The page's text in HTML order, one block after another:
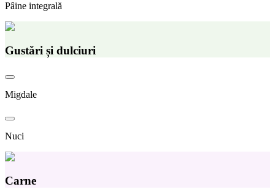
Pâine integrală
Gustări și dulciuri
Migdale
Nuci
Carne